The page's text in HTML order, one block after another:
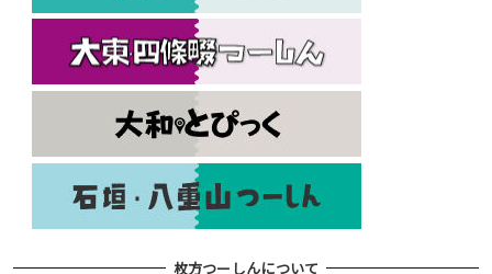
枚方つーしんについて